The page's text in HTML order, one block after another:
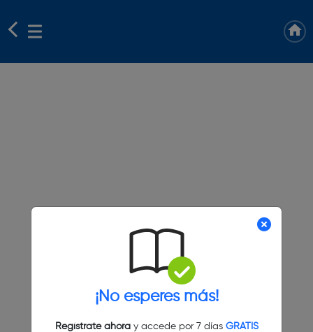
¡No esperes más!
Regístrate ahoray accede por 7 días GRATIS